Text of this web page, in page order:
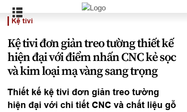
Kệ tivi
Kệ tivi đơn giản treo tường thiết kế
hiện đại với điểm nhấn CNC kẻ sọc
và kim loại mạ vàng sang trọng
Thiết kế kệ tivi đơn giản treo tường
hiện đại với chi tiết CNC và chất liệu gỗ